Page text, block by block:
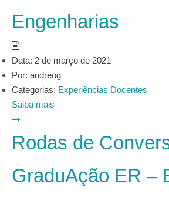
Engenharias
Data: 2 de março de 2021
Por: andreog
Categorias: Experiências Docentes
Saiba mais
Rodas de
GraduAção ER –